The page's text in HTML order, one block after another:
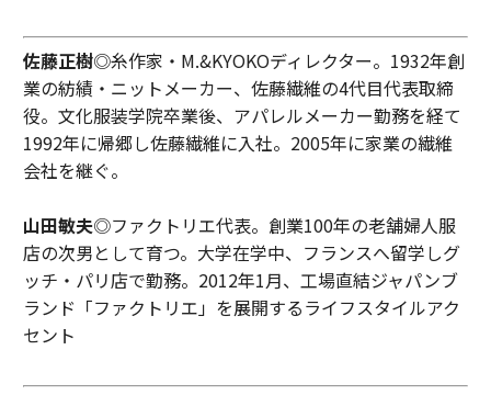
佐藤正樹◎糸作家・M.&KYOKOディレクター。1932年創
業の紡績・ニットメーカー、佐藤繊維の4代目代表取締
役。文化服装学院卒業後、アパレルメーカー勤務を経て
1992年に帰郷し佐藤繊維に入社。2005年に家業の繊維
会社を継ぐ。
山田敏夫◎ファクトリエ代表。創業100年の老舗婦人服
店の次男として育つ。大学在学中、フランスへ留学しグ
ッチ・パリ店で勤務。2012年1月、工場直結ジャパンブ
ランド「ファクトリエ」を展開するライフスタイルアク
セント